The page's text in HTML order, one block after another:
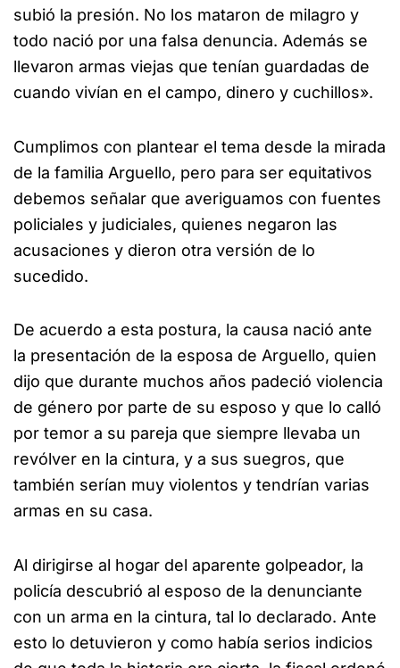
subió la presión. No los mataron de milagro y
todo nació por una falsa denuncia. Además se
llevaron armas viejas que tenían guardadas de
cuando vivían en el campo, dinero y cuchillos».
Cumplimos con plantear el tema desde la mirada
de la familia Arguello, pero para ser equitativos
debemos señalar que averiguamos con fuentes
policiales y judiciales, quienes negaron las
acusaciones y dieron otra versión de lo
sucedido.
De acuerdo a esta postura, la causa nació ante
la presentación de la esposa de Arguello, quien
dijo que durante muchos años padeció violencia
de género por parte de su esposo y que lo calló
por temor a su pareja que siempre llevaba un
revólver en la cintura, y a sus suegros, que
también serían muy violentos y tendrían varias
armas en su casa.
Al dirigirse al hogar del aparente golpeador, la
policía descubrió al esposo de la denunciante
con un arma en la cintura, tal lo declarado. Ante
esto lo detuvieron y como había serios indicios